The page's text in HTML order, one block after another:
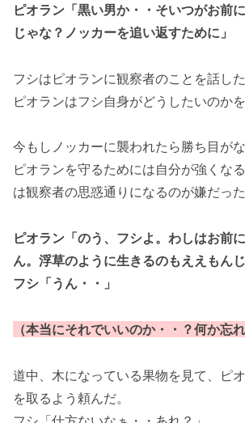
ピオラン「黒い男か・・そいつがお前
じゃな？ノッカーを追い返すために」
フシはピオランに観察者のことを話した
ピオランはフシ自身がどうしたいのかを
今もしノッカーに襲われたら勝ち目がな
ピオランを守るためには自分が強くな
は観察者の思惑通りになるのが嫌だった
ピオラン「のう、フシよ。わしはお前
ん。浮草のように生きるのもええもんじ
フシ「うん・・」
（本当にそれでいいのか・・？何か忘
道中、木になっている果物を見て、ピ
を取るよう頼んだ。